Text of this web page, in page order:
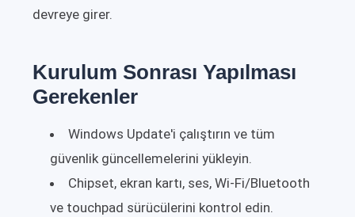
devreye girer.
Kurulum Sonrası Yapılması
Gerekenler
Windows Update'i çalıştırın ve tüm
güvenlik güncellemelerini yükleyin.
Chipset, ekran kartı, ses, Wi-Fi/Bluetooth
ve touchpad sürücülerini kontrol edin.